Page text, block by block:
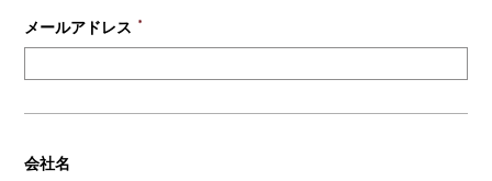
メールアドレス ＊
会社名